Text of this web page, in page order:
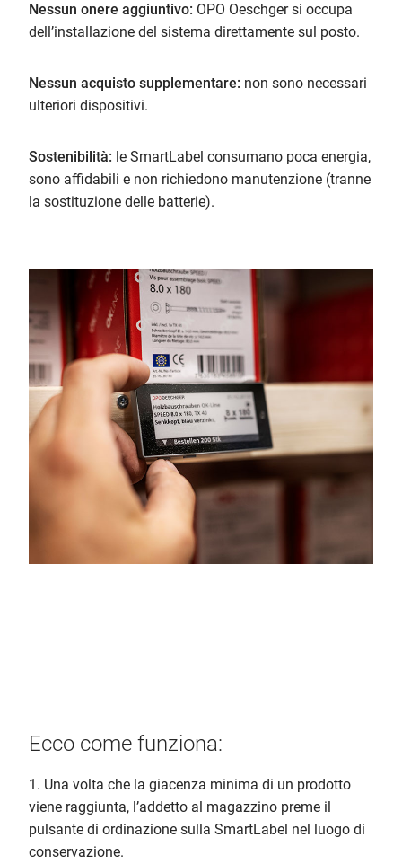
Nessun onere aggiuntivo: OPO Oeschger si occupa
dell’installazione del sistema direttamente sul posto.
Nessun acquisto supplementare: non sono necessari
ulteriori dispositivi.
Sostenibilità: le SmartLabel consumano poca energia,
sono affidabili e non richiedono manutenzione (tranne
la sostituzione delle batterie).
Ecco come funziona:
1. Una volta che la giacenza minima di un prodotto
viene raggiunta, l’addetto al magazzino preme il
pulsante di ordinazione sulla SmartLabel nel luogo di
conservazione.